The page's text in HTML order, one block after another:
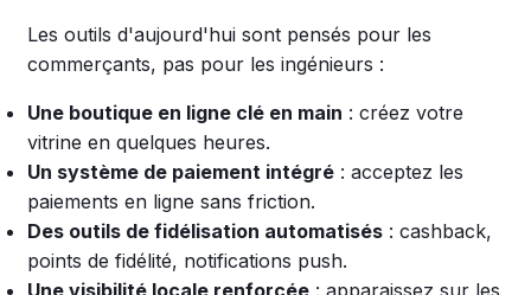
Les outils d'aujourd'hui sont pensés pour les
commerçants, pas pour les ingénieurs :
Une boutique en ligne clé en main : créez votre
vitrine en quelques heures.
Un système de paiement intégré : acceptez les
paiements en ligne sans friction.
Des outils de fidélisation automatisés : cashback,
points de fidélité, notifications push.